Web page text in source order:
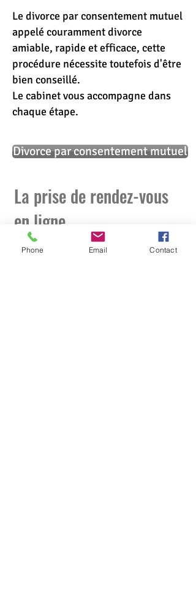
Le divorce par consentement mutuel
appelé couramment divorce
amiable, rapide et efficace, cette
procédure nécessite toutefois d'être
bien conseillé.
Le cabinet vous accompagne dans
chaque étape.
Divorce par consentement mutuel
La prise de rendez-vous
en ligne
Phone Email Contact